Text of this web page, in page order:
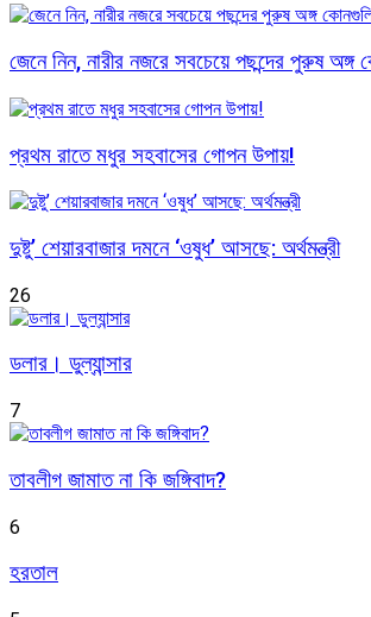
জেনে নিন, নারীর নজরে সবচেয়ে পছন্দের পুরুষ অঙ্গ
প্রথম রাতে মধুর সহবাসের গোপন উপায়!
দুষ্টু’ শেয়ারবাজার দমনে ‘ওষুধ’ আসছে: অর্থমন্ত্রী
26
ডলার। ডুল্যান্সার
7
তাবলীগ জামাত না কি জঙ্গিবাদ?
6
হরতাল